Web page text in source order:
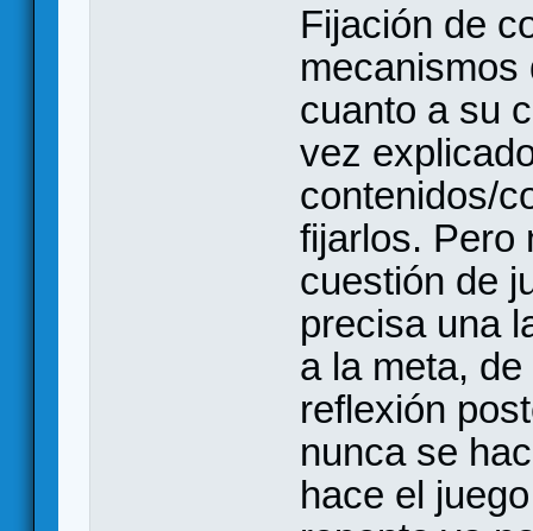
Fijación de
mecanismos
cuanto a su
vez
contenidos/
fijarlos. Pero
cuestión de
precisa una
a la meta,
reflexión
nunca se
hace el